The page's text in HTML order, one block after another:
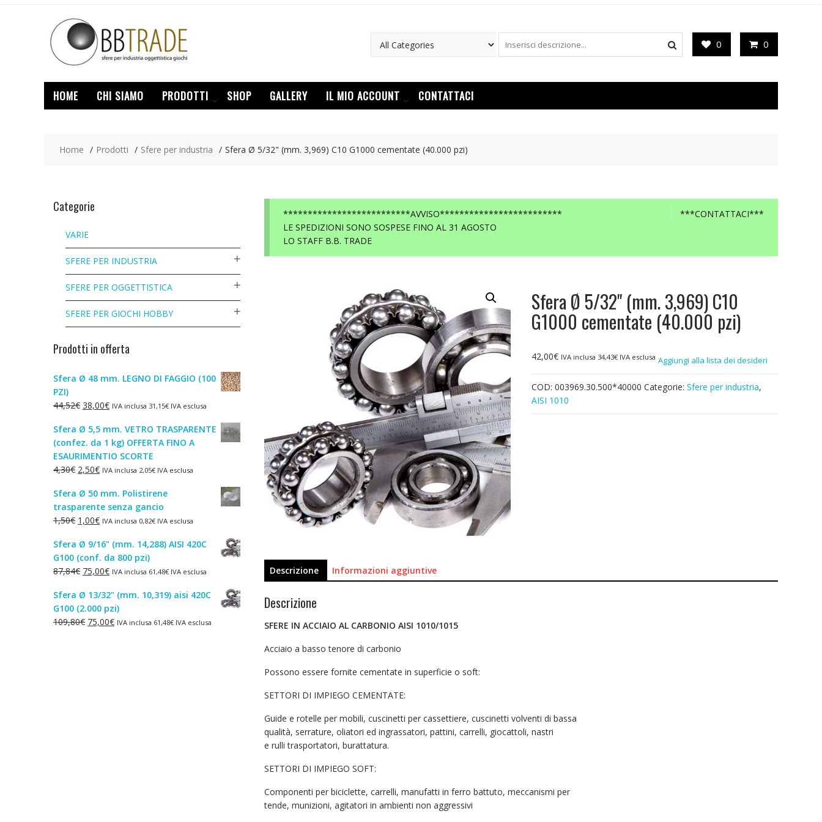
0 0
HOME CHI SIAMO PRODOTTI SHOP GALLERY IL MIO ACCOUNT CONTATTACI
Home Prodotti Sfere per industria Sfera Ø 5/32" (mm. 3,969) C10 G1000 cementate (40.000 pzi)
***CONTATTACI***
**************************AVVISO*************************
LE SPEDIZIONI SONO SOSPESE FINO AL 31 AGOSTO
LO STAFF B.B. TRADE
Sfera Ø 5/32" (mm. 3,969) C10
G1000 cementate (40.000 pzi)
42,00€ IVA inclusa 34,43€IVA esclusa Aggiungi alla lista dei desideri
COD: 003969.30.500*40000 Categorie: Sfere per industria,
AISI 1010
Descrizione Informazioni aggiuntive
Descrizione
SFERE IN ACCIAIO AL CARBONIO AISI 1010/1015
Acciaio a basso tenore di carbonio
Possono essere fornite cementate in superficie o soft:
SETTORI DI IMPIEGO CEMENTATE:
Guide e rotelle per mobili, cuscinetti per cassettiere, cuscinetti volventi di bassa
qualità, serrature, oliatori ed ingrassatori, pattini, carrelli, giocattoli, nastri
e rulli trasportatori, burattatura.
SETTORI DI IMPIEGO SOFT:
Componenti per biciclette, carrelli, manufatti in ferro battuto, meccanismi per
tende, munizioni, agitatori in ambienti non aggressivi
Categorie
VARIE
SFERE PER INDUSTRIA
SFERE PER OGGETTISTICA
SFERE PER GIOCHI HOBBY
Prodotti in offerta
Sfera Ø 48 mm. LEGNO DI FAGGIO (100
PZI)
44,52€ Il
originale
era:
44,52€.
38,00€Il
attuale
è:
38,00€.
IVA inclusa 31,15€ IVA esclusa
Sfera Ø 5,5 mm. VETRO TRASPARENTE
(confez. da 1 kg) OFFERTA FINO A
ESAURIMENTIO SCORTE
4,30€ Il
originale
era:
4,30€.
2,50€Il
attuale
è:
2,50€.
IVA inclusa 2,05€ IVA esclusa
Sfera Ø 50 mm. Polistirene
trasparente senza gancio
1,50€ Il
originale
era:
1,50€.
1,00€Il
attuale
è:
1,00€.
IVA inclusa 0,82€ IVA esclusa
Sfera Ø 9/16" (mm. 14,288) AISI 420C
G100 (conf. da 800 pzi)
87,84€ Il
originale
era:
87,84€.
75,00€Il
attuale
è:
75,00€.
IVA inclusa 61,48€ IVA esclusa
Sfera Ø 13/32" (mm. 10,319) aisi 420C
G100 (2.000 pzi)
109,80€ Il
75,00€IlIVA inclusa 61,48€ IVA esclusa